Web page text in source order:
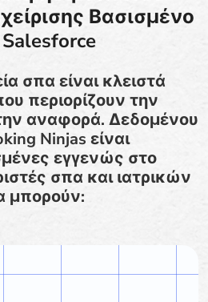
Βασισμένο
σπα είναι κλειστά
περιορίζουν την
αναφορά. Δεδομένου
Ninjas είναι
εγγενώς στο
σπα και ιατρικών
μπορούν: